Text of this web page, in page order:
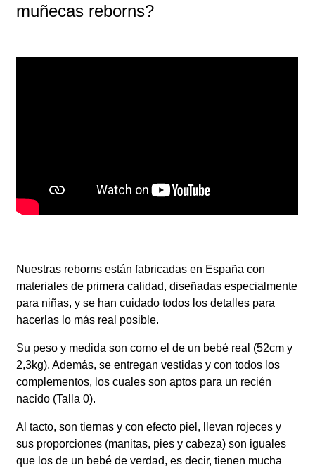
muñecas reborns?
Nuestras reborns están fabricadas en España con
materiales de primera calidad, diseñadas especialmente
para niñas, y se han cuidado todos los detalles para
hacerlas lo más real posible.
Su peso y medida son como el de un bebé real (52cm y
2,3kg). Además, se entregan vestidas y con todos los
complementos, los cuales son aptos para un recién
nacido (Talla 0).
Al tacto, son tiernas y con efecto piel, llevan rojeces y
sus proporciones (manitas, pies y cabeza) son iguales
que los de un bebé de verdad, es decir, tienen mucha